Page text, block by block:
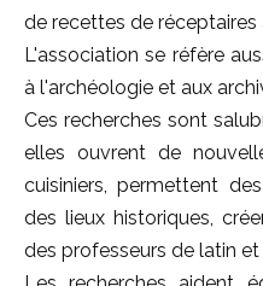
de recettes de réceptaires
L'association se réfère
à l'archéologie et aux
Ces recherches sont
elles ouvrent de
cuisiniers, permettent
des lieux historiques,
des professeurs de latin et